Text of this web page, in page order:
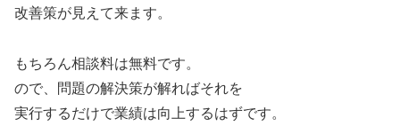
改善策が見えて来ます。
もちろん相談料は無料です。
ので、問題の解決策が解ればそれを
実行するだけで業績は向上するはずです。